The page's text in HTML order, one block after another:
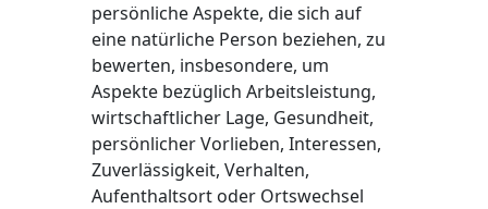
persönliche Aspekte, die sich auf
eine natürliche Person beziehen, zu
bewerten, insbesondere, um
Aspekte bezüglich Arbeitsleistung,
wirtschaftlicher Lage, Gesundheit,
persönlicher Vorlieben, Interessen,
Zuverlässigkeit, Verhalten,
Aufenthaltsort oder Ortswechsel